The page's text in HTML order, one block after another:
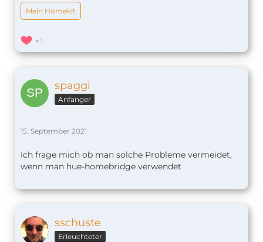
Mein Homekit
1
spaggi
Anfänger
15. September 2021
Ich frage mich ob man solche Probleme vermeidet,
wenn man hue-homebridge verwendet
sschuste
Erleuchteter